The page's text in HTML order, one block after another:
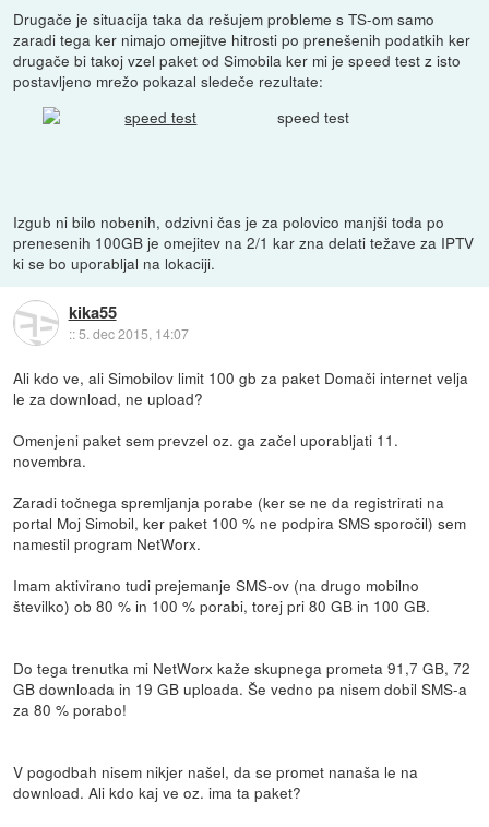
Drugače je situacija taka da rešujem probleme s TS-om samo
zaradi tega ker nimajo omejitve hitrosti po prenešenih podatkih ker
drugače bi takoj vzel paket od Simobila ker mi je speed test z isto
postavljeno mrežo pokazal sledeče rezultate:
speed test
Izgub ni bilo nobenih, odzivni čas je za polovico manjši toda po
prenesenih 100GB je omejitev na 2/1 kar zna delati težave za IPTV
ki se bo uporabljal na lokaciji.
kika55
::5. dec 2015, 14:07
Ali kdo ve, ali Simobilov limit 100 gb za paket Domači internet velja
le za download, ne upload?
Omenjeni paket sem prevzel oz. ga začel uporabljati 11.
novembra.
Zaradi točnega spremljanja porabe (ker se ne da registrirati na
portal Moj Simobil, ker paket 100 % ne podpira SMS sporočil) sem
namestil program NetWorx.
Imam aktivirano tudi prejemanje SMS-ov (na drugo mobilno
številko) ob 80 % in 100 % porabi, torej pri 80 GB in 100 GB.
Do tega trenutka mi NetWorx kaže skupnega prometa 91,7 GB, 72
GB downloada in 19 GB uploada. Še vedno pa nisem dobil SMS-a
za 80 % porabo!
V pogodbah nisem nikjer našel, da se promet nanaša le na
download. Ali kdo kaj ve oz. ima ta paket?